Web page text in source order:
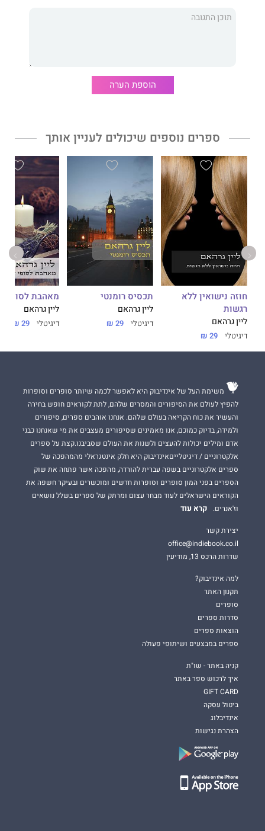
הוספת הערה
ספרים נוספים שיכולים לעניין אותך
חוזה נישואין ללא
רגשות
ליין גרהאם
דיגיטלי 29 ₪
תכסיס רומנטי
ליין גרהאם
דיגיטלי 29 ₪
מאהבת לסופי
ליין גרהאם
דיגיטלי 29 ₪
משימת העל של אינדיבוק היא לאפשר לכמה שיותר סופרים וסופרות
להפיץ לעולם את הסיפורים והמסרים שלהם, לתת לקוראים חופש בחירה
והעשיר את כוח הקריאה בעולם שלהם. אנחנו אוהבים ספרים, סיפורים
ולמידה, בדיוק כמוכם, אנו מאמינים שסיפורים מעצבים את מי שאנחנו כבני
אדם ומילים יכולות להעצים ולשנות את העולם שסביבנו.קצת על ספרים
אלקטרוניים / דיגיטלייםאינדיבוק היא חלק אינטגראלי מהמהפכה של
ספרים אלקטרוניים בשפה עברית להורדה, מהפכה אשר פתחה את שוק
הספרים בפני המון סופרים וסופרות חדשים ומוכשרים ובעיקר חשפה את
הקוראים הישראלים לעוד מבחר עצום ומרתק של ספרים בשלל נושאים
וז'אנרים.
קרא עוד
יצירת קשר
office@indiebook.co.il
שדרות הרכס 13, מודיעין
למה אינדיבוק?
תקנון האתר
סופרים
סדרות ספרים
הוצאות ספרים
ספרים במבצעים ושיתופי פעולה
קניה באתר - שו"ת
איך לרכוש ספר באתר
GIFT CARD
ביטול עסקה
אינדיבלוג
הצהרת נגישות